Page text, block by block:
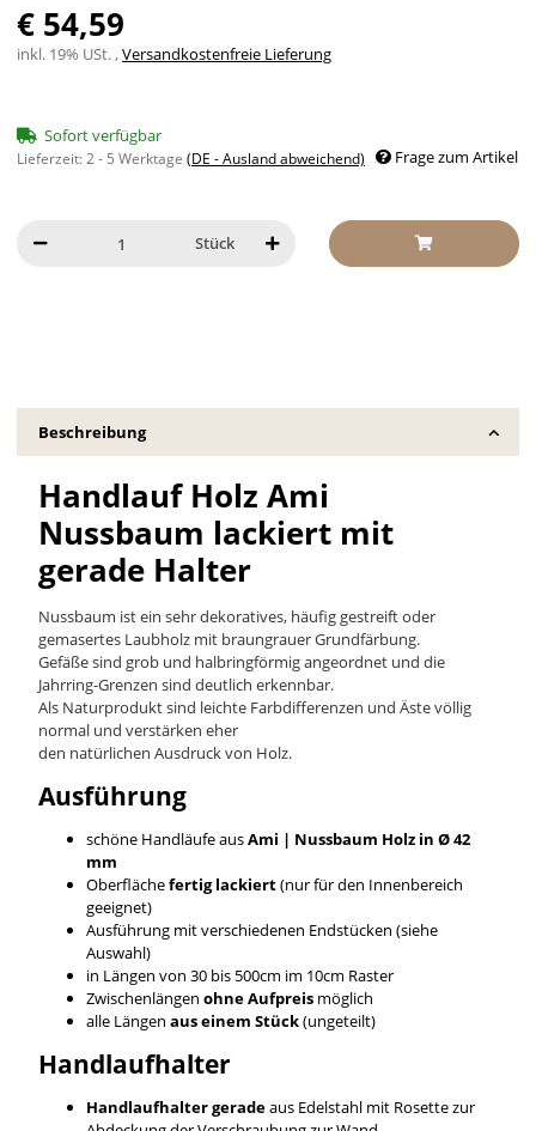
€ 54,59
inkl. 19% USt. ,Versandkostenfreie Lieferung
Sofort verfügbar
Lieferzeit:2 - 5 Werktage (DE - Ausland abweichend) Frage zum Artikel
Stück
Beschreibung
Handlauf Holz Ami
Nussbaum lackiert mit
gerade Halter
Nussbaum ist ein sehr dekoratives, häufig gestreift oder
gemasertes Laubholz mit braungrauer Grundfärbung.
Gefäße sind grob und halbringförmig angeordnet und die
Jahrring-Grenzen sind deutlich erkennbar.
Als Naturprodukt sind leichte Farbdifferenzen und Äste völlig
normal und verstärken eher
den natürlichen Ausdruck von Holz.
Ausführung
schöne Handläufe ausAmi | Nussbaum Holz in Ø 42
mm
Oberflächefertig lackiert(nur für den Innenbereich
geeignet)
Ausführung mit verschiedenen Endstücken (siehe
Auswahl)
in Längen von 30 bis 500cm im 10cm Raster
Zwischenlängen ohne Aufpreis möglich
alle Längen aus einem Stück(ungeteilt)
Handlaufhalter
Handlaufhalter geradeaus Edelstahl mit Rosette zur